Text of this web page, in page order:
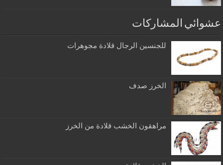
عشوائي المشاركات
للجنسين الرجال قلادة مجوهرات
الخرز صدف
مراهقون الخشب قلادة من الخرز